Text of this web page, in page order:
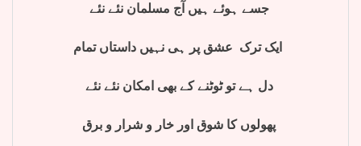
جسے ہوئے ہیں آج مسلمان نئے نئے
دل ہے تو ٹوٹنے کے بھی امکان نئے نئے